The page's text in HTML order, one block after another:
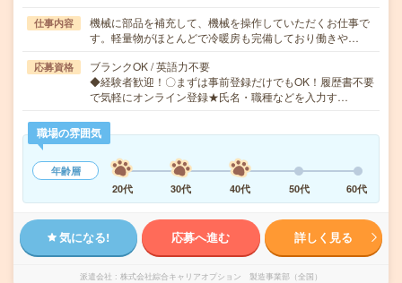
仕事内容
機械に部品を補充して、機械を操作していただくお仕事で
す。軽量物がほとんどで冷暖房も完備しており働きや…
応募資格
ブランクOK / 英語力不要
◆経験者歓迎！〇まずは事前登録だけでもOK！履歴書不要
で気軽にオンライン登録★氏名・職種などを入力す…
職場の雰囲気
年齢層
20代
30代 40代 50代 60代
気になる! 応募へ進む 詳しく見る
派遣会社 株式会社綜合キャリアオプション 製造事業部（全国）